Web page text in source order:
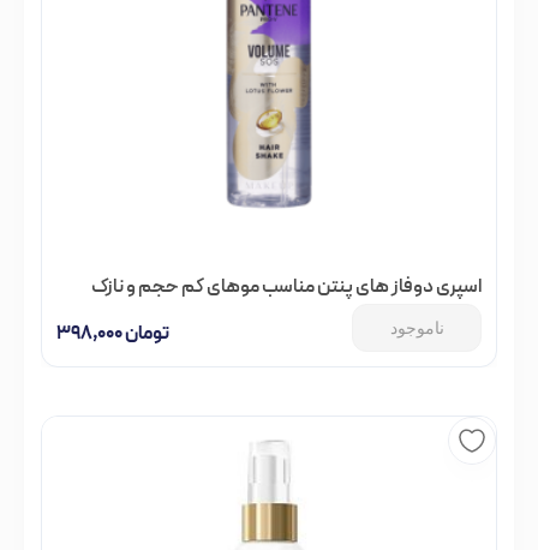
اسپری دوفاز های پنتن مناسب موهای کم حجم و نازک
تومان
ناموجود